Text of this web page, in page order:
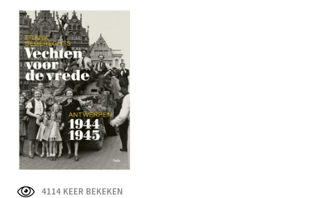
4114 KEER BEKEKEN